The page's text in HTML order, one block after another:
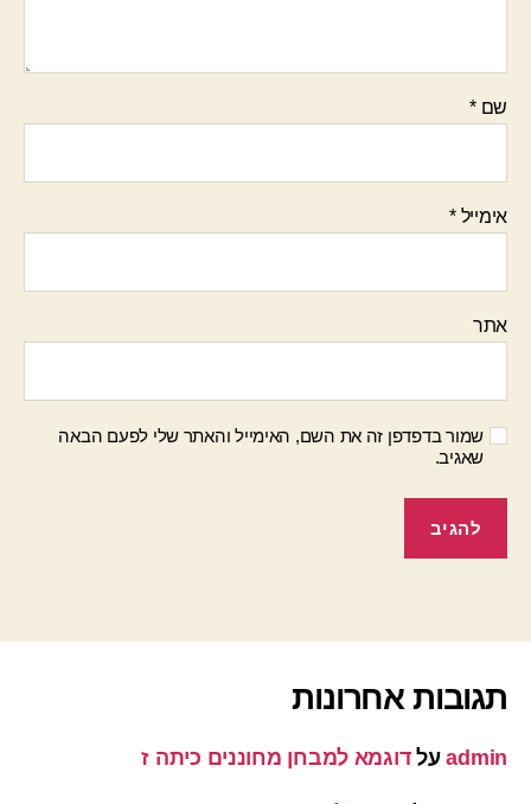
שם*
אימייל*
אתר
שמור בדפדפן זה את השם, האימייל והאתר שלי לפעם הבאה
שאגיב.
תגובות אחרונות
adminעלדוגמא למבחן מחוננים כיתה ז